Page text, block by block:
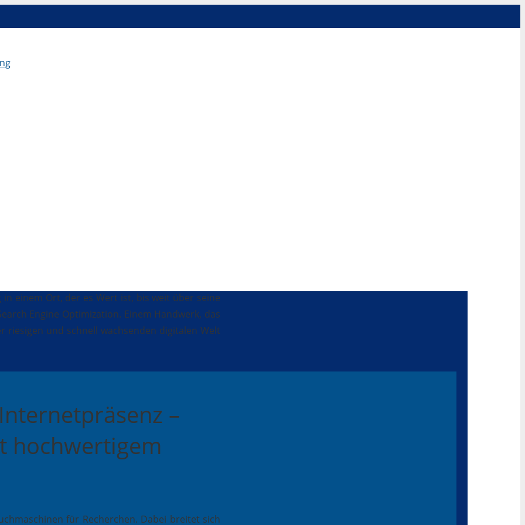
einem Ort, der es Wert ist, bis weit über seine
Engine Optimization. Einem Handwerk, das
riesigen und schnell wachsenden digitalen Welt
–
hochwertigem
für Recherchen. Dabei breitet sich